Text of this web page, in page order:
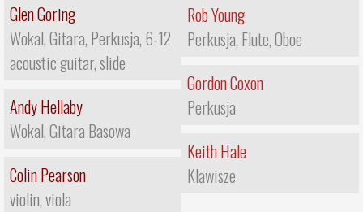
Glen Goring
Wokal, Gitara, Perkusja, 6-12
acoustic guitar, slide
Andy Hellaby
Wokal, Gitara Basowa
Colin Pearson
violin, viola
Rob Young
Perkusja, Flute, Oboe
Gordon Coxon
Perkusja
Keith Hale
Klawisze